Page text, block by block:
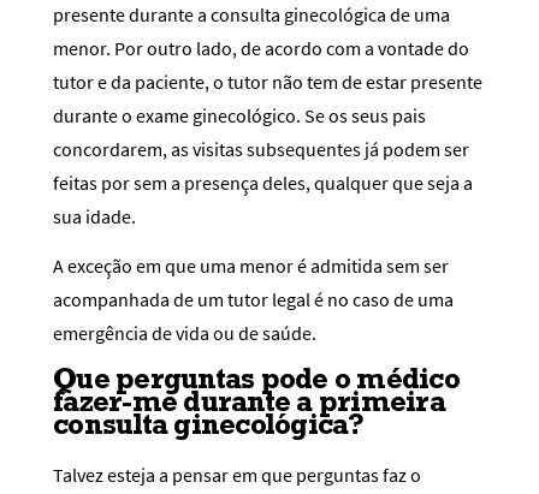
presente durante a consulta ginecológica de uma
menor. Por outro lado, de acordo com a vontade do
tutor e da paciente, o tutor não tem de estar presente
durante o exame ginecológico. Se os seus pais
concordarem, as visitas subsequentes já podem ser
feitas por sem a presença deles, qualquer que seja a
sua idade.
A exceção em que uma menor é admitida sem ser
acompanhada de um tutor legal é no caso de uma
emergência de vida ou de saúde.
Que perguntas pode o médico
fazer-me durante a primeira
consulta ginecológica?
Talvez esteja a pensar em que perguntas faz o